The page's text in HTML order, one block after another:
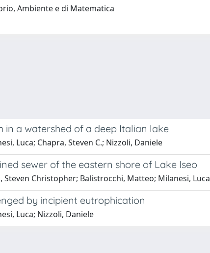
Ambiente e di Matematica
in a watershed of a deep Italian lake
Luca; Chapra, Steven C.; Nizzoli, Daniele
sewer of the eastern shore of Lake Iseo
Christopher; Balistrocchi, Matteo; Milanesi, Luca
by incipient eutrophication
Luca; Nizzoli, Daniele